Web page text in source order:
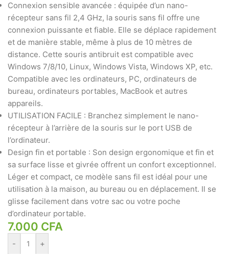
Connexion sensible avancée : équipée d’un nano-
récepteur sans fil 2,4 GHz, la souris sans fil offre une
connexion puissante et fiable. Elle se déplace rapidement
et de manière stable, même à plus de 10 mètres de
distance. Cette souris antibruit est compatible avec
Windows 7/8/10, Linux, Windows Vista, Windows XP, etc.
Compatible avec les ordinateurs, PC, ordinateurs de
bureau, ordinateurs portables, MacBook et autres
appareils.
UTILISATION FACILE : Branchez simplement le nano-
récepteur à l’arrière de la souris sur le port USB de
l’ordinateur.
Design fin et portable : Son design ergonomique et fin et
sa surface lisse et givrée offrent un confort exceptionnel.
Léger et compact, ce modèle sans fil est idéal pour une
utilisation à la maison, au bureau ou en déplacement. Il se
glisse facilement dans votre sac ou votre poche
d’ordinateur portable.
7.000 CFA
- +